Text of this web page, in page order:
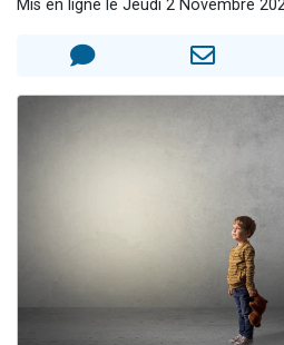
Malgorzata vient
Mis en ligne le Jeudi 2 Novembre